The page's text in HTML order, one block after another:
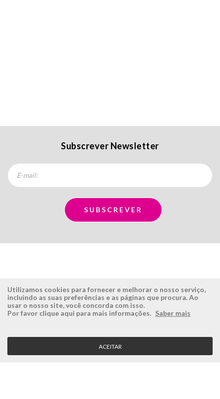
Subscrever Newsletter
ÉSISTEMAS
Empresa
Visão, Missão e Valores
ÁREA RESERVADA
Login
Recuperar Password
Utilizamos cookies para fornecer e melhorar o nosso serviço,
incluindo as suas preferências e as páginas que procura. Ao
usar o nosso site, você concorda com isso.
Por favor clique aqui para mais informações. Saber mais
ACEITAR